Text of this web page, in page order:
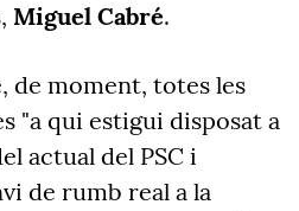
Miguel Cabré.
de moment, totes les
"a qui estigui disposat a
actual del PSC i
de rumb real a la